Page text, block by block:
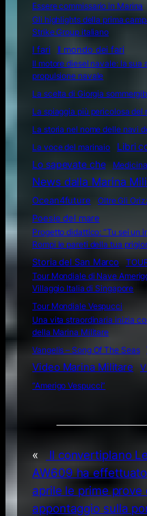
Essere commissario in Marina
Gli highlights della prima
Strike Group italiano
I fari
Il mondo dei fari
Il motore diesel navale: la
propulsione navale
La scelta di Giorgia
La spiaggia più pericolosa del
La storia nel nome delle navi
La voce del marinaio
Libri
Lo sapevate che
News dalla Marina
Ocean4future
Oltre Gli
Poesie del mare
Progetto didattico: “Tu sei un
Rompi le pareti della tua
Storia del San Marco
Tour Mondiale di Nave
Villaggio Italia di Singapore
Tour Mondiale Vespucci
Una vita straordinaria inizia
della Marina Militare
Vangelis – Song Of The Seas
Video Marina Militare
“Amerigo Vespucci”
«
Il convertiplano
AW609 ha
aprile le prime prove
appontaggio sulla